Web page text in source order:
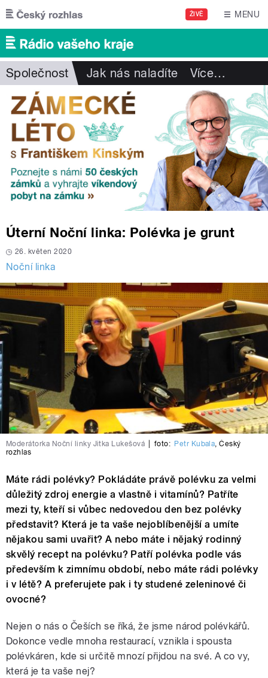
Přejít k hlavnímu obsahu
ŽIVĚ MENU
Společnost Jak nás naladíte Více…
Úterní Noční linka: Polévka je grunt
26. květen 2020
Noční linka
Moderátorka Noční linky Jitka Lukešová foto: Petr Kubala,Český
rozhlas
Máte rádi polévky? Pokládáte právě polévku za velmi
důležitý zdroj energie a vlastně i vitamínů? Patříte
mezi ty, kteří si vůbec nedovedou den bez polévky
představit? Která je ta vaše nejoblíbenější a umíte
nějakou sami uvařit? A nebo máte i nějaký rodinný
skvělý recept na polévku? Patří polévka podle vás
především k zimnímu období, nebo máte rádi polévky
i v létě? A preferujete pak i ty studené zeleninové či
ovocné?
Nejen o nás o Češích se říká, že jsme národ polévkářů.
Dokonce vedle mnoha restaurací, vznikla i spousta
polévkáren, kde si určitě mnozí přijdou na své. A co vy,
která je ta vaše nej?